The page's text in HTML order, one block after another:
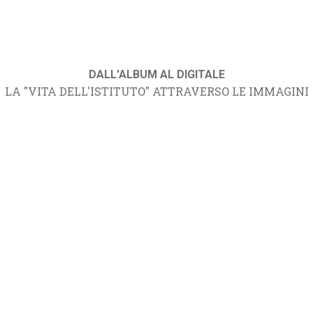
DALL'ALBUM AL DIGITALE
LA "VITA DELL'ISTITUTO" ATTRAVERSO LE IMMAGINI